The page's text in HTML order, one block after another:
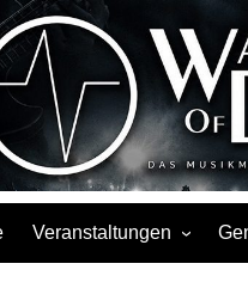
Events, Fotos, Termine,
Veranstaltungen